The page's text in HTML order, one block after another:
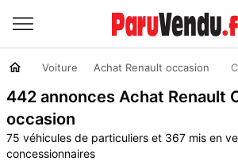
Voiture Achat Renault occasion
442 annonces Achat Renault
occasion
75 véhicules de particuliers et 367 mis en
concessionnaires